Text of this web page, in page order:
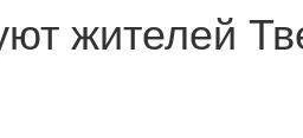
жителей